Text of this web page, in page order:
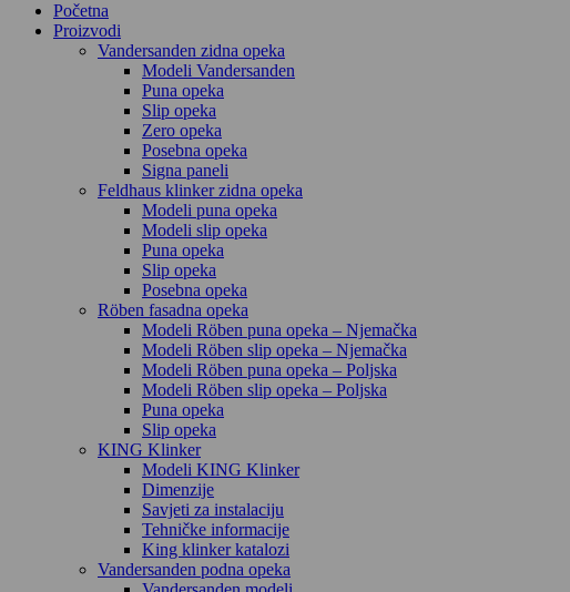
Početna
Proizvodi
Vandersanden zidna opeka
Modeli Vandersanden
Puna opeka
Slip opeka
Zero opeka
Posebna opeka
Signa paneli
Feldhaus klinker zidna opeka
Modeli puna opeka
Modeli slip opeka
Puna opeka
Slip opeka
Posebna opeka
Röben fasadna opeka
Modeli Röben puna opeka – Njemačka
Modeli Röben slip opeka – Njemačka
Modeli Röben puna opeka – Poljska
Modeli Röben slip opeka – Poljska
Puna opeka
Slip opeka
KING Klinker
Modeli KING Klinker
Dimenzije
Savjeti za instalaciju
Tehničke informacije
King klinker katalozi
Vandersanden podna opeka